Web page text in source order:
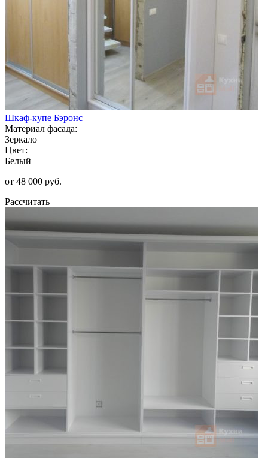
Шкаф-купе Бэронс
Материал фасада:
Зеркало
Цвет:
Белый
от 48 000 руб.
Рассчитать